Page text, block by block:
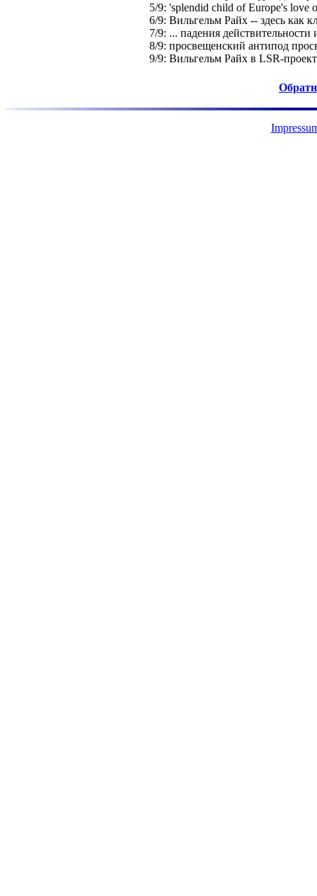
5/9: 'splendid child of Europe's love
6/9: Вильгельм Райх -- здесь как
7/9: ... падения
8/9: просвещенский антипод
9/9: Вильгельм Райх в LSR-